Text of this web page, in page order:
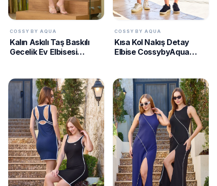
COSSY BY AQUA
Kalın Askılı Taş Baskılı
Gecelik Ev Elbisesi
COSSY BY AQUA
Kısa Kol Nakış Detay
Elbise CossybyAqua